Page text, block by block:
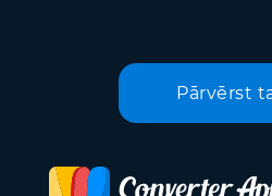
Pārvērst